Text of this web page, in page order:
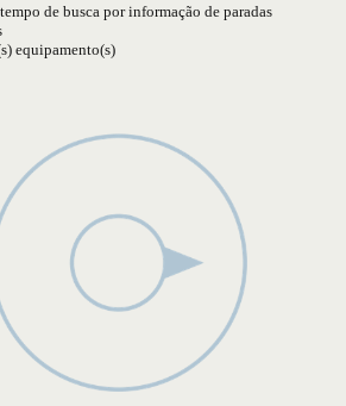
de busca por informação de paradas
equipamento(s)